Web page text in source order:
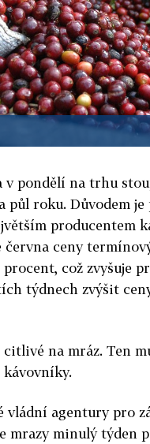
v pondělí na trhu
půl roku. Důvodem
producentem
června ceny
což zvyšuje
týdnech zvýšit
na mráz. Ten
vládní agentury pro
mrazy minulý týden